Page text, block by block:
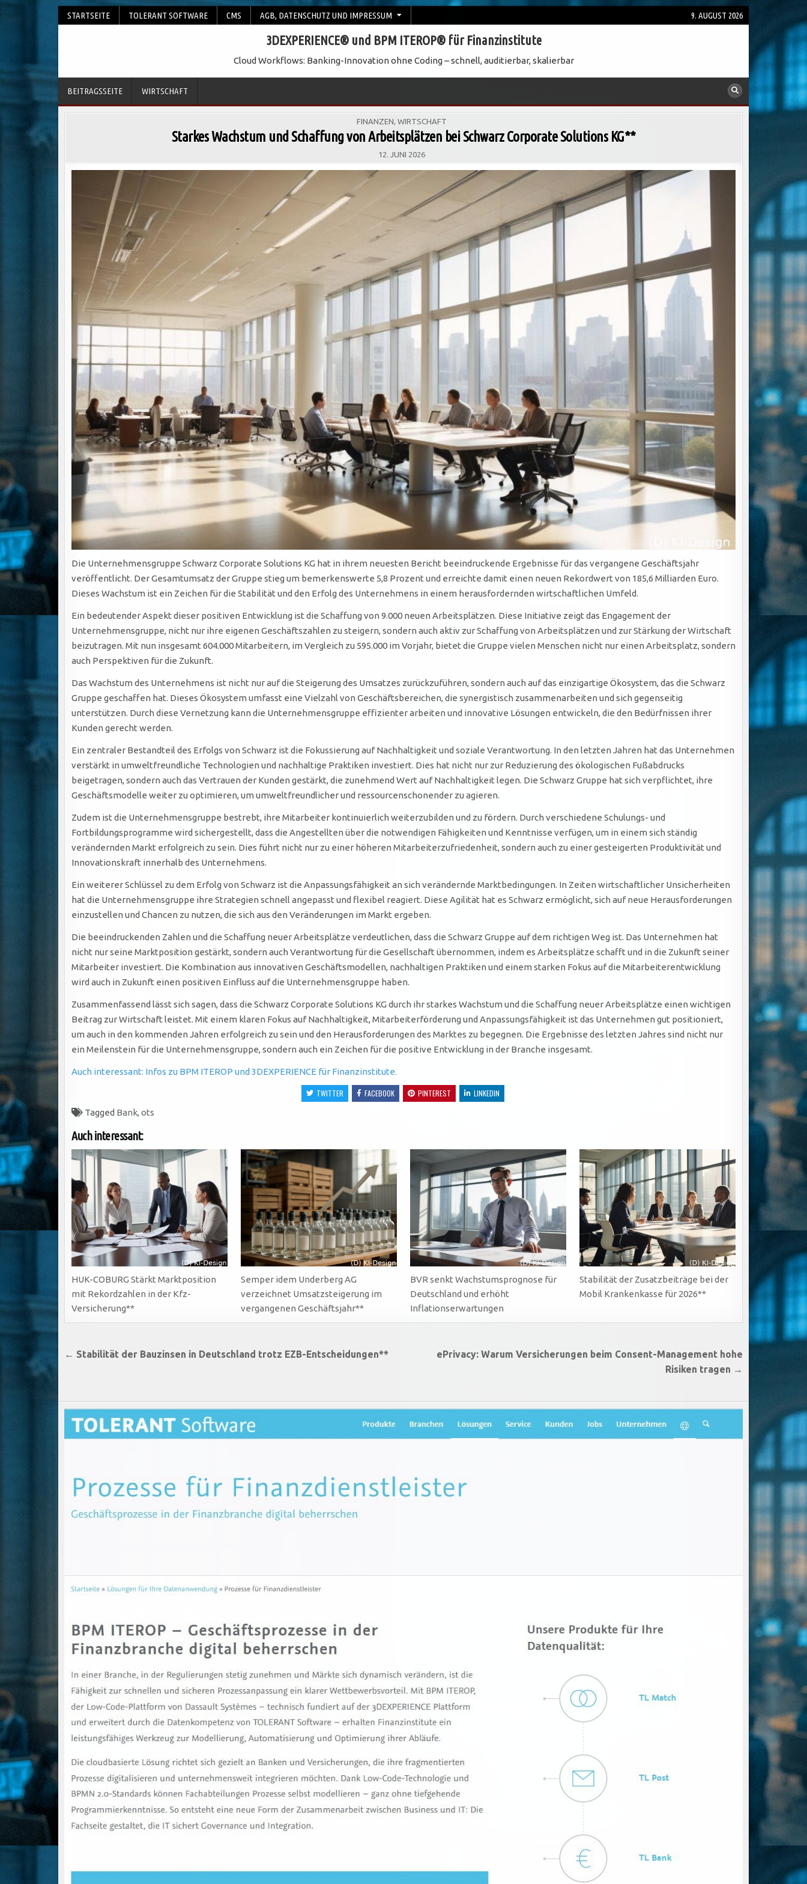
STARTSEITE TOLERANT SOFTWARE CMS AGB, DATENSCHUTZ UND IMPRESSUM 9. AUGUST 2026
3DEXPERIENCE® und BPM ITEROP® für Finanzinstitute
Cloud Workflows: Banking-Innovation ohne Coding – schnell, auditierbar, skalierbar
BEITRAGSSEITE WIRTSCHAFT
POSTED
FINANZEN WIRTSCHAFT
Starkes Wachstum und Schaffung von Arbeitsplätzen bei Schwarz Corporate Solutions KG**
12. JUNI 2026
Die Unternehmensgruppe Schwarz Corporate Solutions KG hat in ihrem neuesten Bericht beeindruckende Ergebnisse für das vergangene Geschäftsjahr
veröffentlicht. Der Gesamtumsatz der Gruppe stieg um bemerkenswerte 5,8 Prozent und erreichte damit einen neuen Rekordwert von 185,6 Milliarden Euro.
Dieses Wachstum ist ein Zeichen für die Stabilität und den Erfolg des Unternehmens in einem herausfordernden wirtschaftlichen Umfeld.
Ein bedeutender Aspekt dieser positiven Entwicklung ist die Schaffung von 9.000 neuen Arbeitsplätzen. Diese Initiative zeigt das Engagement der
Unternehmensgruppe, nicht nur ihre eigenen Geschäftszahlen zu steigern, sondern auch aktiv zur Schaffung von Arbeitsplätzen und zur Stärkung der Wirtschaft
beizutragen. Mit nun insgesamt 604.000 Mitarbeitern, im Vergleich zu 595.000 im Vorjahr, bietet die Gruppe vielen Menschen nicht nur einen Arbeitsplatz, sondern
auch Perspektiven für die Zukunft.
Das Wachstum des Unternehmens ist nicht nur auf die Steigerung des Umsatzes zurückzuführen, sondern auch auf das einzigartige Ökosystem, das die Schwarz
Gruppe geschaffen hat. Dieses Ökosystem umfasst eine Vielzahl von Geschäftsbereichen, die synergistisch zusammenarbeiten und sich gegenseitig
unterstützen. Durch diese Vernetzung kann die Unternehmensgruppe effizienter arbeiten und innovative Lösungen entwickeln, die den Bedürfnissen ihrer
Kunden gerecht werden.
Ein zentraler Bestandteil des Erfolgs von Schwarz ist die Fokussierung auf Nachhaltigkeit und soziale Verantwortung. In den letzten Jahren hat das Unternehmen
verstärkt in umweltfreundliche Technologien und nachhaltige Praktiken investiert. Dies hat nicht nur zur Reduzierung des ökologischen Fußabdrucks
beigetragen, sondern auch das Vertrauen der Kunden gestärkt, die zunehmend Wert auf Nachhaltigkeit legen. Die Schwarz Gruppe hat sich verpflichtet, ihre
Geschäftsmodelle weiter zu optimieren, um umweltfreundlicher und ressourcenschonender zu agieren.
Zudem ist die Unternehmensgruppe bestrebt, ihre Mitarbeiter kontinuierlich weiterzubilden und zu fördern. Durch verschiedene Schulungs- und
Fortbildungsprogramme wird sichergestellt, dass die Angestellten über die notwendigen Fähigkeiten und Kenntnisse verfügen, um in einem sich ständig
verändernden Markt erfolgreich zu sein. Dies führt nicht nur zu einer höheren Mitarbeiterzufriedenheit, sondern auch zu einer gesteigerten Produktivität und
Innovationskraft innerhalb des Unternehmens.
Ein weiterer Schlüssel zu dem Erfolg von Schwarz ist die Anpassungsfähigkeit an sich verändernde Marktbedingungen. In Zeiten wirtschaftlicher Unsicherheiten
hat die Unternehmensgruppe ihre Strategien schnell angepasst und flexibel reagiert. Diese Agilität hat es Schwarz ermöglicht, sich auf neue Herausforderungen
einzustellen und Chancen zu nutzen, die sich aus den Veränderungen im Markt ergeben.
Die beeindruckenden Zahlen und die Schaffung neuer Arbeitsplätze verdeutlichen, dass die Schwarz Gruppe auf dem richtigen Weg ist. Das Unternehmen hat
nicht nur seine Marktposition gestärkt, sondern auch Verantwortung für die Gesellschaft übernommen, indem es Arbeitsplätze schafft und in die Zukunft seiner
Mitarbeiter investiert. Die Kombination aus innovativen Geschäftsmodellen, nachhaltigen Praktiken und einem starken Fokus auf die Mitarbeiterentwicklung
wird auch in Zukunft einen positiven Einfluss auf die Unternehmensgruppe haben.
Zusammenfassend lässt sich sagen, dass die Schwarz Corporate Solutions KG durch ihr starkes Wachstum und die Schaffung neuer Arbeitsplätze einen wichtigen
Beitrag zur Wirtschaft leistet. Mit einem klaren Fokus auf Nachhaltigkeit, Mitarbeiterförderung und Anpassungsfähigkeit ist das Unternehmen gut positioniert,
um auch in den kommenden Jahren erfolgreich zu sein und den Herausforderungen des Marktes zu begegnen. Die Ergebnisse des letzten Jahres sind nicht nur
ein Meilenstein für die Unternehmensgruppe, sondern auch ein Zeichen für die positive Entwicklung in der Branche insgesamt.
Auch interessant: Infos zu BPM ITEROP und 3DEXPERIENCE für Finanzinstitute.
TWITTER FACEBOOK PINTEREST
LINKEDIN
Tagged Bank, ots
Auch interessant:
HUK-COBURG Stärkt Marktposition
mit Rekordzahlen in der Kfz-
Versicherung**
Semper idem Underberg AG
verzeichnet Umsatzsteigerung im
vergangenen Geschäftsjahr**
BVR senkt Wachstumsprognose für
Deutschland und erhöht
Inflationserwartungen
Stabilität der Zusatzbeiträge bei der
Mobil Krankenkasse für 2026**
Beitragsnavigation
ePrivacy: Warum Versicherungen beim Consent-Management hohe
Risiken tragen →
← Stabilität der Bauzinsen in Deutschland trotz EZB-Entscheidungen**